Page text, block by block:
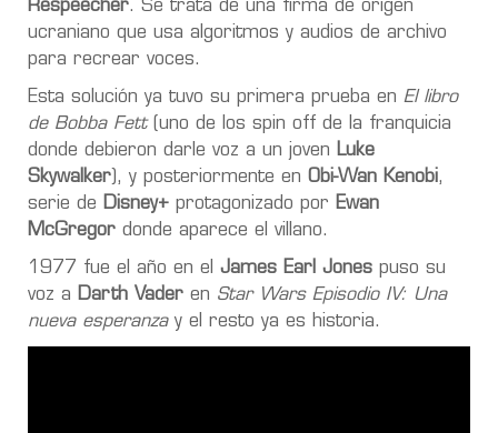
Respeecher. Se trata de una firma de origen
ucraniano que usa algoritmos y audios de archivo
para recrear voces.
Esta solución ya tuvo su primera prueba en El libro
de Bobba Fett(uno de los spin off de la franquicia
donde debieron darle voz a un joven Luke
Skywalker ), y posteriormente en Obi-Wan Kenobi,
serie de Disney+ protagonizado por Ewan
McGregor donde aparece el villano.
1977 fue el año en el James Earl Jones puso su
voz a Darth Vader en Star Wars Episodio IV: Una
nueva esperanzay el resto ya es historia.